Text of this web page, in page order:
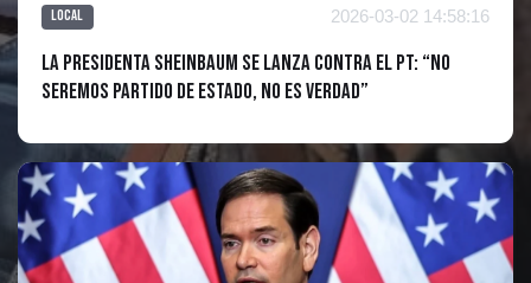
Local 2026-03-02 14:58:16
La Presidenta Sheinbaum se lanza contra el PT: “No
seremos partido de Estado, no es verdad”